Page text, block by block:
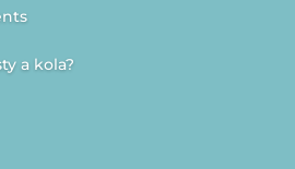
a kola?